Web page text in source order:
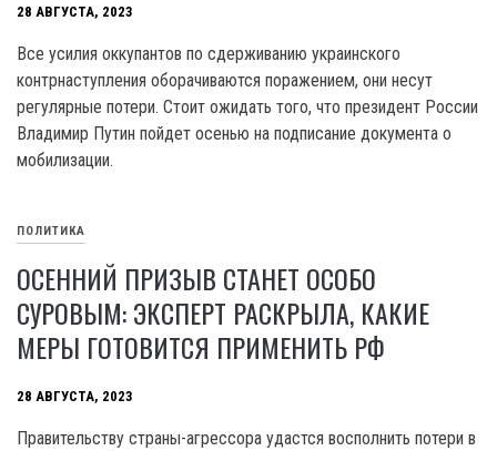
28 АВГУСТА, 2023
Все усилия оккупантов по сдерживанию украинского
контрнаступления оборачиваются поражением, они несут
регулярные потери. Стоит ожидать того, что президент России
Владимир Путин пойдет осенью на подписание документа о
мобилизации.
ПОЛИТИКА
ОСЕННИЙ ПРИЗЫВ СТАНЕТ ОСОБО
СУРОВЫМ: ЭКСПЕРТ РАСКРЫЛА, КАКИЕ
МЕРЫ ГОТОВИТСЯ ПРИМЕНИТЬ РФ
28 АВГУСТА, 2023
Правительству страны-агрессора удастся восполнить потери в